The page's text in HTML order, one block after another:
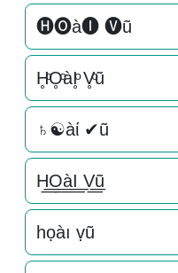
🅗🅞à🅘 🅥ũ
H̥ͦO̥ͦàI̥ͦ V̥ͦũ
♄☯àί ✔ũ
H͟͟O͟͟àI͟͟ V͟͟ũ
һọàı ṿũ